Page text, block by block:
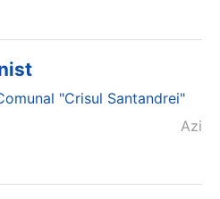
"crisul Santandrei"
Azi